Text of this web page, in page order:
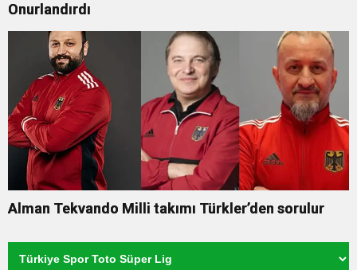
Onurlandırdı
Alman Tekvando Milli takımı Türkler’den sorulur